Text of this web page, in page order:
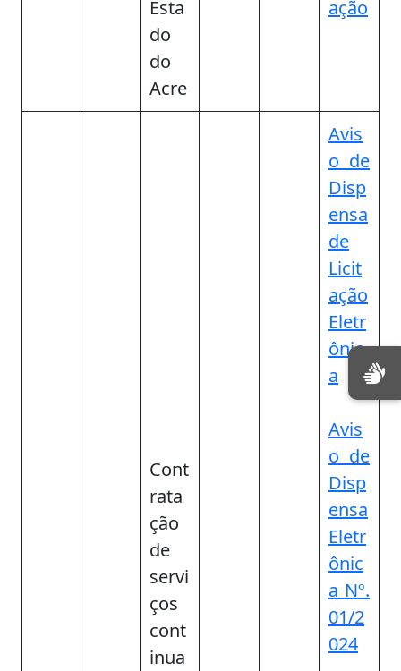
Esta
do
do
Acre
ação
Cont
rata
ção
de
servi
ços
cont
inua
Avis
o de
Disp
ensa
de
Licit
ação
Eletr
ônic
a
Avis
o de
Disp
ensa
Eletr
ônic
a Nº.
01/2
024